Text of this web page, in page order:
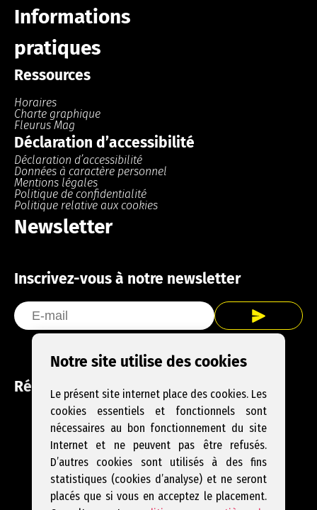
Informations
pratiques
Ressources
Horaires
Charte graphique
Fleurus Mag
Déclaration d’accessibilité
Déclaration d’accessibilité
Données à caractère personnel
Mentions légales
Politique de confidentialité
Politique relative aux cookies
Newsletter
Inscrivez-vous à notre newsletter
Réseaux sociaux
Facebook
Instagram
YouTube
Notre site utilise des cookies
Le présent site internet place des cookies. Les
cookies essentiels et fonctionnels sont
nécessaires au bon fonctionnement du site
Internet et ne peuvent pas être refusés.
D’autres cookies sont utilisés à des fins
statistiques (cookies d’analyse) et ne seront
placés que si vous en acceptez le placement.